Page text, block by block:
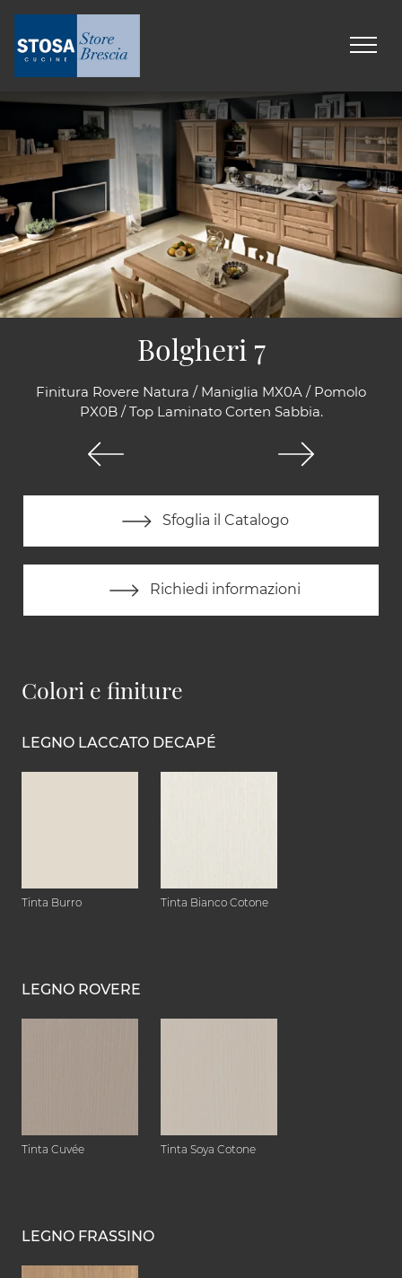
Finitura Rovere Natura / Maniglia MX0A / Pomolo
PX0B / Top Laminato Corten Sabbia.
Sfoglia il Catalogo
Richiedi informazioni
Bolgheri 7
Colori e finiture
LEGNO LACCATO DECAPÉ
Tinta Burro Tinta Bianco Cotone
LEGNO ROVERE
Tinta Cuvée Tinta Soya Cotone
LEGNO FRASSINO